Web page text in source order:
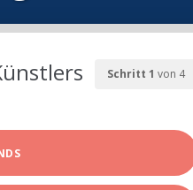
Schritt 1 von 4